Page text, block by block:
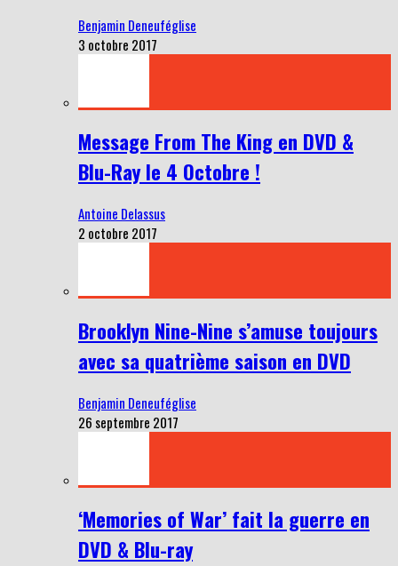
Benjamin Deneuféglise
3 octobre 2017
Message From The King en DVD &
Blu-Ray le 4 Octobre !
Antoine Delassus
2 octobre 2017
Brooklyn Nine-Nine s’amuse toujours
avec sa quatrième saison en DVD
Benjamin Deneuféglise
26 septembre 2017
‘Memories of War’ fait la guerre en
DVD & Blu-ray